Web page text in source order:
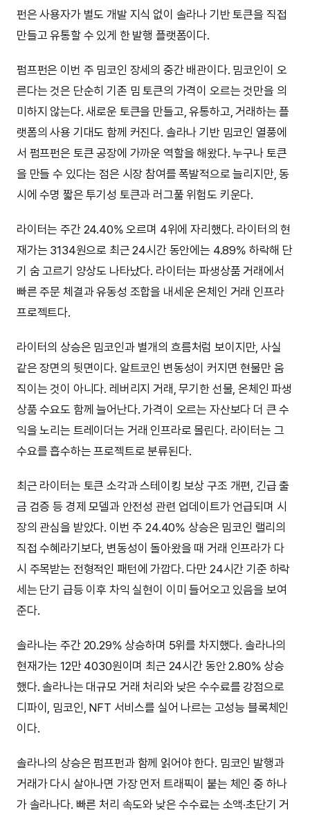
펀은 사용자가 별도 개발 지식 없이 솔라나 기반 토큰을 직접
만들고 유통할 수 있게 한 발행 플랫폼이다.
펌프펀은 이번 주 밈코인 장세의 중간 배관이다. 밈코인이 오
른다는 것은 단순히 기존 밈 토큰의 가격이 오르는 것만을 의
미하지 않는다. 새로운 토큰을 만들고, 유통하고, 거래하는 플
랫폼의 사용 기대도 함께 커진다. 솔라나 기반 밈코인 열풍에
서 펌프펀은 토큰 공장에 가까운 역할을 해왔다. 누구나 토큰
을 만들 수 있다는 점은 시장 참여를 폭발적으로 늘리지만, 동
시에 수명 짧은 투기성 토큰과 러그풀 위험도 키운다.
라이터는 주간 24.40% 오르며 4위에 자리했다. 라이터의 현
재가는 3134원으로 최근 24시간 동안에는 4.89% 하락해 단
기 숨 고르기 양상도 나타났다. 라이터는 파생상품 거래에서
빠른 주문 체결과 유동성 조합을 내세운 온체인 거래 인프라
프로젝트다.
라이터의 상승은 밈코인과 별개의 흐름처럼 보이지만, 사실
같은 장면의 뒷면이다. 알트코인 변동성이 커지면 현물만 움
직이는 것이 아니다. 레버리지 거래, 무기한 선물, 온체인 파생
상품 수요도 함께 늘어난다. 가격이 오르는 자산보다 더 큰 수
익을 노리는 트레이더는 거래 인프라로 몰린다. 라이터는 그
수요를 흡수하는 프로젝트로 분류된다.
최근 라이터는 토큰 소각과 스테이킹 보상 구조 개편, 긴급 출
금 검증 등 경제 모델과 안전성 관련 업데이트가 언급되며 시
장의 관심을 받았다. 이번 주 24.40% 상승은 밈코인 랠리의
직접 수혜라기보다, 변동성이 돌아왔을 때 거래 인프라가 다
시 주목받는 전형적인 패턴에 가깝다. 다만 24시간 기준 하락
세는 단기 급등 이후 차익 실현이 이미 들어오고 있음을 보여
준다.
솔라나는 주간 20.29% 상승하며 5위를 차지했다. 솔라나의
현재가는 12만 4030원이며 최근 24시간 동안 2.80% 상승
했다. 솔라나는 대규모 거래 처리와 낮은 수수료를 강점으로
디파이, 밈코인, NFT 서비스를 실어 나르는 고성능 블록체인
이다.
솔라나의 상승은 펌프펀과 함께 읽어야 한다. 밈코인 발행과
거래가 다시 살아나면 가장 먼저 트래픽이 붙는 체인 중 하나
가 솔라나다. 빠른 처리 속도와 낮은 수수료는 소액·초단기 거